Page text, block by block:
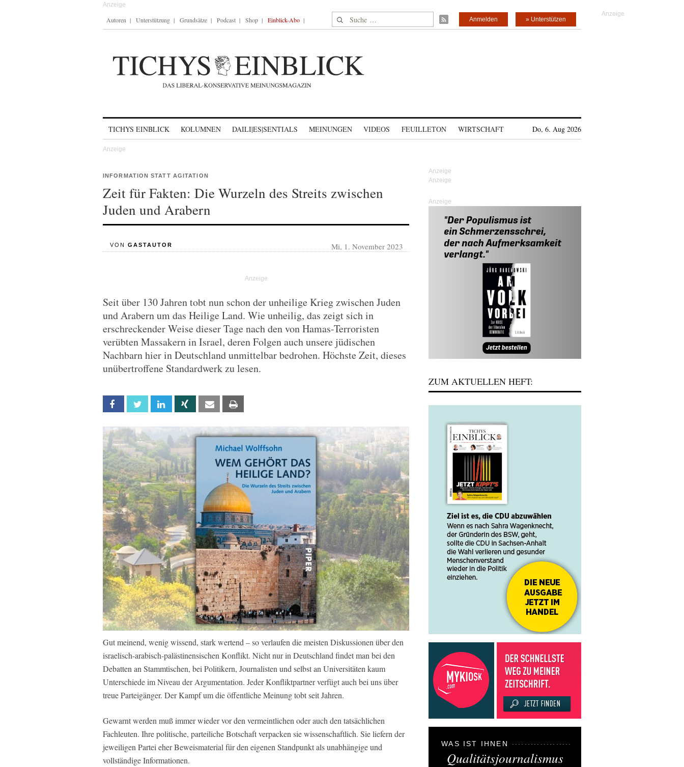
Autoren Unterstützung Grundsätze Podcast Shop Einblick-Abo Suche nach: » Unterstützen
Anmelden
TICHYS EINBLICK KOLUMNEN DAILI|ES|SENTIALS MEINUNGEN VIDEOS FEUILLETON WIRTSCHAFT Do, 6. Aug 2026
INFORMATION STATT AGITATION
Zeit für Fakten: Die Wurzeln des Streits zwischen
Juden und Arabern
VON GASTAUTOR Mi, 1. November 2023
Seit über 130 Jahren tobt nun schon der unheilige Krieg zwischen Juden
und Arabern um das Heilige Land. Wie unheilig, das zeigt sich in
erschreckender Weise dieser Tage nach den von Hamas-Terroristen
verübten Massakern in Israel, deren Folgen auch unsere jüdischen
Nachbarn hier in Deutschland unmittelbar bedrohen. Höchste Zeit, dieses
unübertroffene Standardwerk zu lesen.
Facebook Twitter Linkedin Xing Email
Gut meinend, wenig wissend, stark wertend – so verlaufen die meisten Diskussionen über den
israelisch-arabisch-palästinensischen Konflikt. Nicht nur in Deutschland findet man bei den
Debatten an Stammtischen, bei Politikern, Journalisten und selbst an Universitäten kaum
Unterschiede im Niveau der Argumentation. Jeder Konfliktpartner verfügt auch bei uns über
treue Parteigänger. Der Kampf um die öffentliche Meinung tobt seit Jahren.
Gewarnt werden muß immer wieder vor den vermeintlichen oder auch den tatsächlichen
Fachleuten. Ihre politische, parteiliche Botschaft verpacken sie wissenschaftlich. Sie liefern der
jeweiligen Partei eher Beweismaterial für den eigenen Standpunkt als unabhängige und
vollständige Informationen.
Anzeige
ZUM AKTUELLEN HEFT:
WAS IST IHNEN
Qualitätsjournalismus